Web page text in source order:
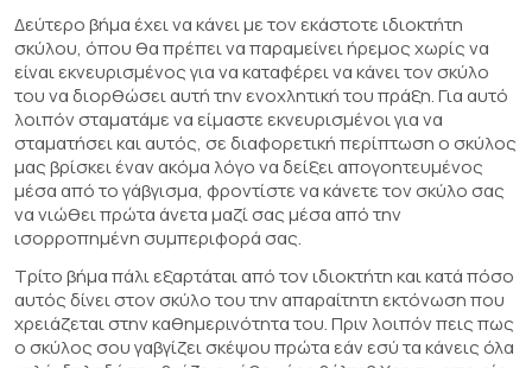
Δεύτερο βήμα έχει να κάνει με τον εκάστοτε ιδιοκτήτη
σκύλου, όπου θα πρέπει να παραμείνει ήρεμος χωρίς να
είναι εκνευρισμένος για να καταφέρει να κάνει τον σκύλο
του να διορθώσει αυτή την ενοχλητική του πράξη. Για αυτό
λοιπόν σταματάμε να είμαστε εκνευρισμένοι για να
σταματήσει και αυτός, σε διαφορετική περίπτωση ο σκύλος
μας βρίσκει έναν ακόμα λόγο να δείξει απογοητευμένος
μέσα από το γάβγισμα, φροντίστε να κάνετε τον σκύλο σας
να νιώθει πρώτα άνετα μαζί σας μέσα από την
ισορροπημένη συμπεριφορά σας.
Τρίτο βήμα πάλι εξαρτάται από τον ιδιοκτήτη και κατά πόσο
αυτός δίνει στον σκύλο του την απαραίτητη εκτόνωση που
χρειάζεται στην καθημερινότητα του. Πριν λοιπόν πεις πως
ο σκύλος σου γαβγίζει σκέψου πρώτα εάν εσύ τα κάνεις όλα